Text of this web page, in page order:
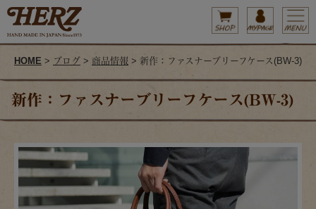
HOME > ブログ > 商品情報 > 新作：ファスナーブリーフケース(BW-3)
新作：ファスナーブリーフケース(BW-3)